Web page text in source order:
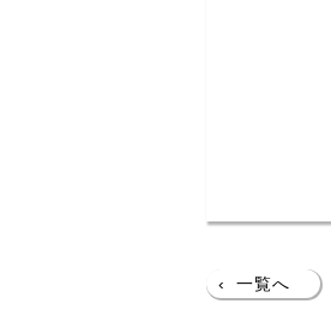
‹ 一覧へ